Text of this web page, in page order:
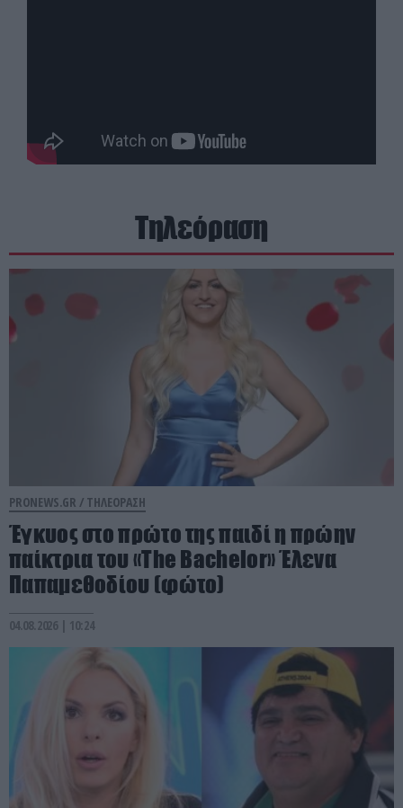
Τηλεόραση
PRONEWS.GR / ΤΗΛΕΟΡΑΣΗ
Έγκυος στο πρώτο της παιδί η πρώην
παίκτρια του «The Bachelor» Έλενα
Παπαμεθοδίου (φώτο)
04.08.2026 | 10:24